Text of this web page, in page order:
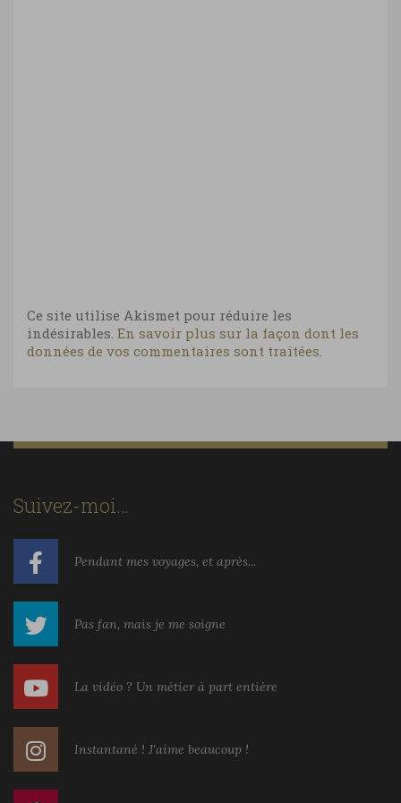
Ce site utilise Akismet pour réduire les
indésirables. En savoir plus sur la façon dont les
données de vos commentaires sont traitées.
Suivez-moi…
Pendant mes voyages, et après...
Pas fan, mais je me soigne
La vidéo ? Un métier à part entière
Instantané ! J'aime beaucoup !